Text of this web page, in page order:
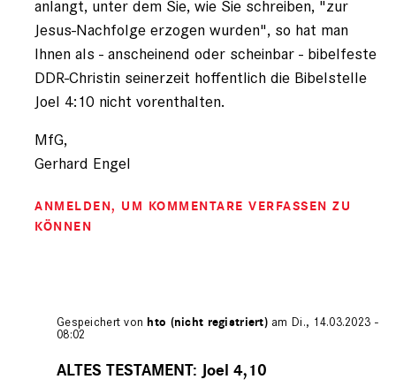
anlangt, unter dem Sie, wie Sie schreiben, "zur
Jesus-Nachfolge erzogen wurden", so hat man
Ihnen als - anscheinend oder scheinbar - bibelfeste
DDR-Christin seinerzeit hoffentlich die Bibelstelle
Joel 4:10 nicht vorenthalten.
MfG,
Gerhard Engel
ANMELDEN, UM KOMMENTARE VERFASSEN ZU
KÖNNEN
Gespeichert von hto (nicht registriert)am Di., 14.03.2023 -
08:02
auf
ALTES TESTAMENT: Joel 4,10